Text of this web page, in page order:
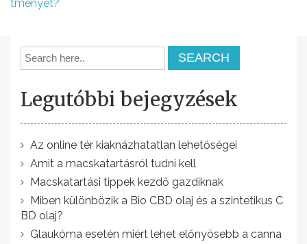
g
y
n
a
tményét?
Legutóbbi bejegyzések
Az online tér kiaknázhatatlan lehetőségei
Amit a macskatartásról tudni kell
Macskatartási tippek kezdő gazdiknak
Miben különbözik a Bio CBD olaj és a szintetikus C
BD olaj?
Glaukóma esetén miért lehet előnyösebb a canna